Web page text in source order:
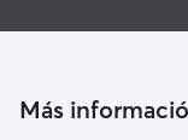
Pinos Puente
Atarfe
Cuidado de
Más